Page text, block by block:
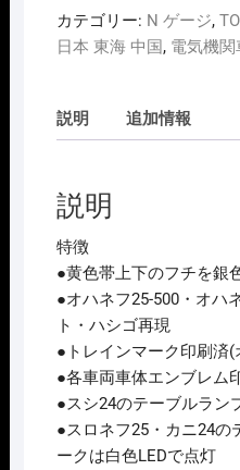
TOMIX
98362
ﾄ
ﾜ
ﾗ
ｲ
ﾄ
ｴ
ｸ
ｽ
ﾌﾟ
ﾚ
ｽ
基
本
カテゴリー: N ゲージ,
日本 東海 中国 , 電気機関
説明 追加情報
説明
特徴
●黄色帯上下のフチを銀
●オハネフ25-500・オハ
ト・ハシゴ再現
●トレインマーク印刷済(
●各車両車体エンブレム
●スシ24のテーブルラン
●スロネフ25・カニ24の
ークは白色LEDで点灯